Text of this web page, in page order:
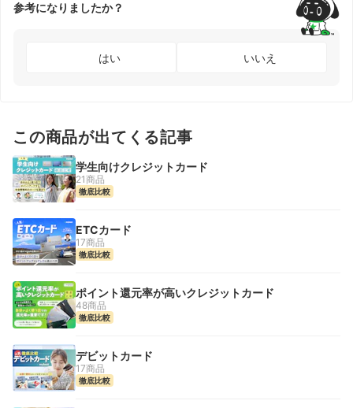
参考になりましたか？
はい いいえ
この商品が出てくる記事
学生向けクレジットカード
21商品
徹底比較
ETCカード
17商品
徹底比較
ポイント還元率が高いクレジットカード
48商品
徹底比較
デビットカード
17商品
徹底比較